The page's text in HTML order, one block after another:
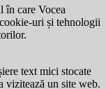
în care Vocea
uri și tehnologii
text mici stocate
vizitează un site web.